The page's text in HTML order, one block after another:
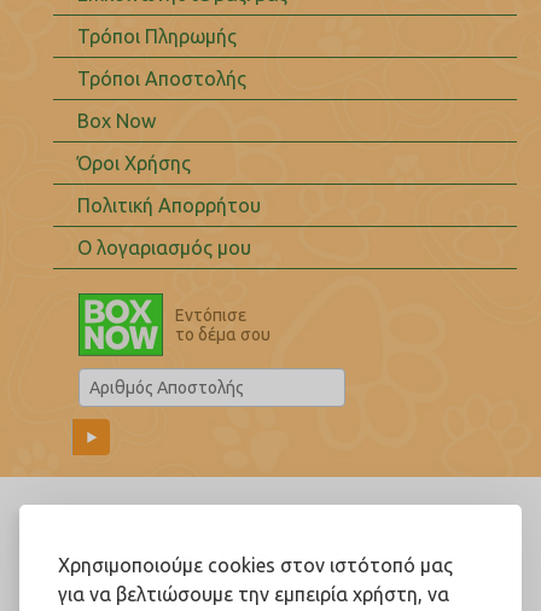
Χρησιμοποιούμε cookies στον ιστότοπό μας
για να βελτιώσουμε την εμπειρία χρήστη, να
Τρόποι Πληρωμής
Τρόποι Αποστολής
Box Now
Όροι Χρήσης
Πολιτική Απορρήτου
Ο λογαριασμός μου
Εντόπισε
το δέμα σου
Ακολουθήστε μας!